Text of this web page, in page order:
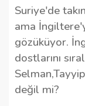
Suriye'de
ama
gözüküyor.
dostlarını
değil mi?